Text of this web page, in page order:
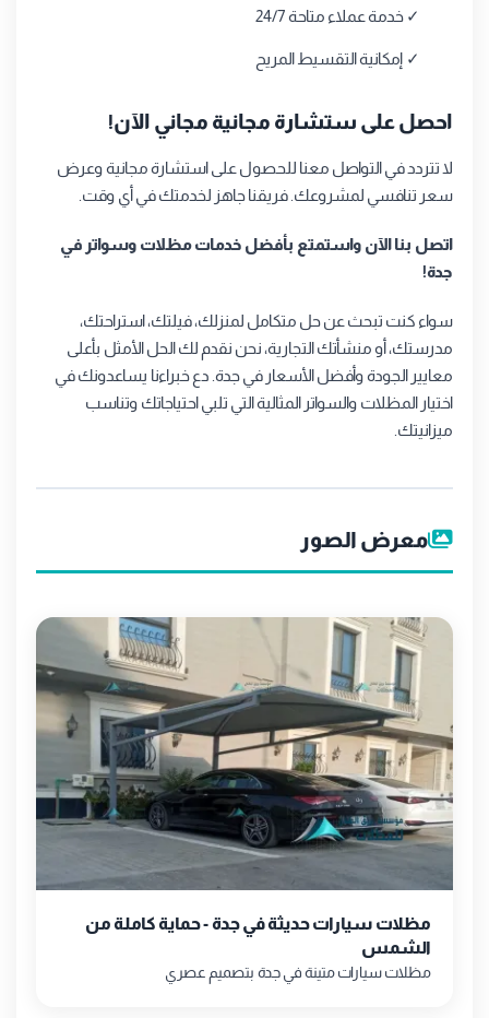
✓ خدمة عملاء متاحة 24/7
✓ إمكانية التقسيط المريح
احصل على ستشارة مجانية مجاني الآن!
لا تتردد في التواصل معنا للحصول على استشارة مجانية وعرض
سعر تنافسي لمشروعك. فريقنا جاهز لخدمتك في أي وقت.
اتصل بنا الآن واستمتع بأفضل خدمات مظلات وسواتر في
جدة!
سواء كنت تبحث عن حل متكامل لمنزلك، فيلتك، استراحتك،
مدرستك، أو منشأتك التجارية، نحن نقدم لك الحل الأمثل بأعلى
معايير الجودة وأفضل الأسعار في جدة. دع خبراءنا يساعدونك في
اختيار المظلات والسواتر المثالية التي تلبي احتياجاتك وتناسب
ميزانيتك.
معرض الصور
مظلات سيارات حديثة في جدة - حماية كاملة من
الشمس
مظلات سيارات متينة في جدة بتصميم عصري